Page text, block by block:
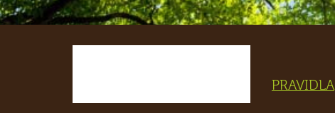
PRAVIDLA